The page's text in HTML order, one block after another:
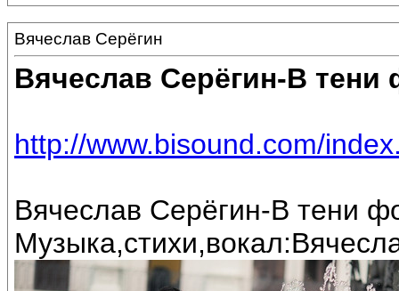
Вячеслав Серёгин
Вячеслав Серёгин-В тени
http://www.bisound.com/
Вячеслав Серёгин-В тени